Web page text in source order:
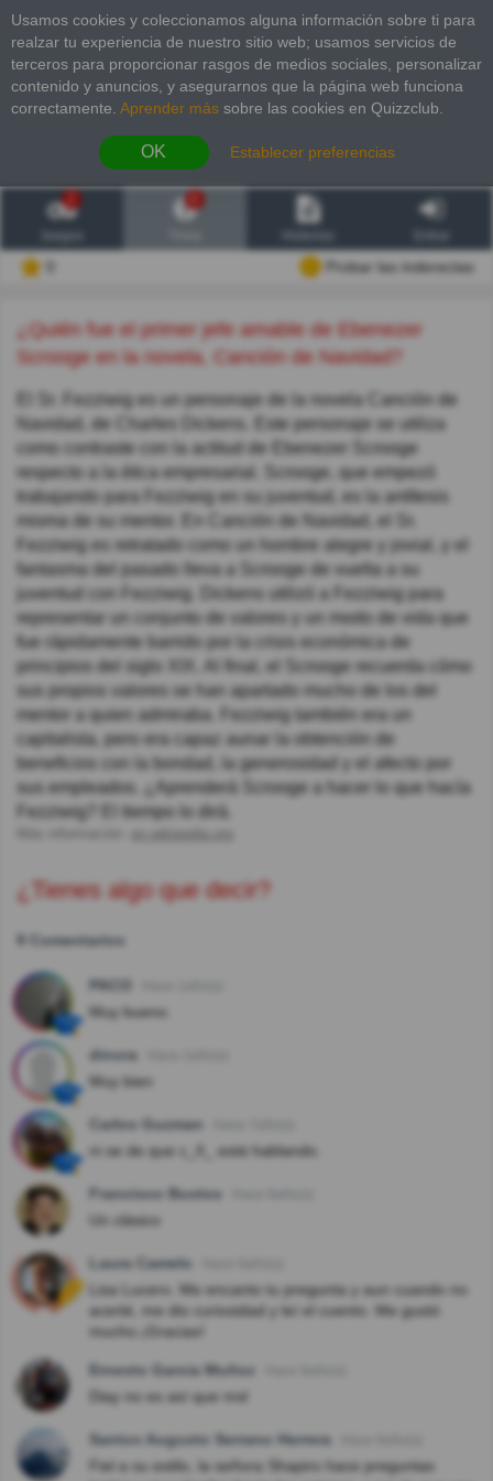
Usamos cookies y coleccionamos alguna información sobre ti para
realzar tu experiencia de nuestro sitio web; usamos servicios de
terceros para proporcionar rasgos de medios sociales, personalizar
contenido y anuncios, y asegurarnos que la página web funciona
correctamente. Aprender más sobre las cookies en Quizzclub.
OK Establecer preferencias
2
Probar las inderectas
¿Quién fue el primer jefe amable de Ebenezer
Scrooge en la novela, Canción de Navidad?
El Sr. Fezziwig es un personaje de la novela Canción de
Navidad, de Charles Dickens. Este personaje se utiliza
como contraste con la actitud de Ebenezer Scrooge
respecto a la ética empresarial. Scrooge, que empezó
trabajando para Fezziwig en su juventud, es la antítesis
misma de su mentor. En Canción de Navidad, el Sr.
Fezziwig es retratado como un hombre alegre y jovial, y el
fantasma del pasado lleva a Scrooge de vuelta a su
juventud con Fezziwig. Dickens utilizó a Fezziwig para
representar un conjunto de valores y un modo de vida que
fue rápidamente barrido por la crisis económica de
principios del siglo XIX. Al final, el Scrooge recuerda cómo
sus propios valores se han apartado mucho de los del
mentor a quien admiraba. Fezziwig también era un
capitalista, pero era capaz aunar la obtención de
beneficios con la bondad, la generosidad y el afecto por
sus empleados. ¿Aprenderá Scrooge a hacer lo que hacía
Fezziwig? El tiempo lo dirá.
en.wikipedia.org
¿Tienes algo que decir?
9 Comentarios
PACO
Muy bueno.
dinora
Muy bien
Carlos Guzman
ni se de que c_ñ_ está hablando.
Francisco Bustos
Un clásico
Laura Camelo
Lisa Lucero. Me encanto tu pregunta y aun cuando no
acerté, me dio curiosidad y leí el cuento. Me gustó
mucho.¡Gracias!
Ernesto Garcia Muñoz
Diay no es así que msl
Santos Augusto Serrano Herrera
Fiel a su estilo, la señora Shapiro hace preguntas